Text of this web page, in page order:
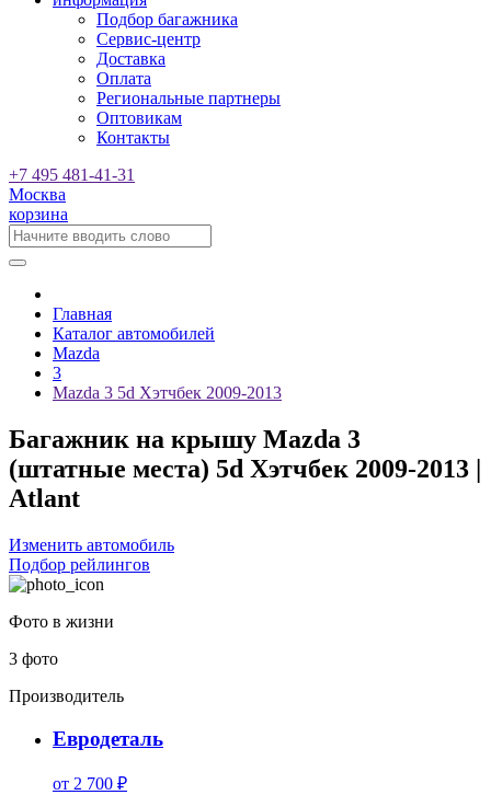
Подбор багажника
Сервис-центр
Доставка
Оплата
Региональные партнеры
Оптовикам
Контакты
+7 495 481-41-31
Москва
корзина
Главная
Каталог автомобилей
Mazda
3
Mazda 3 5d Хэтчбек 2009-2013
Багажник на крышу Mazda 3
(штатные места) 5d Хэтчбек 2009-2013 |
Atlant
Изменить автомобиль
Подбор рейлингов
Фото в жизни
3 фото
Производитель
Евродеталь
от 2 700 ₽